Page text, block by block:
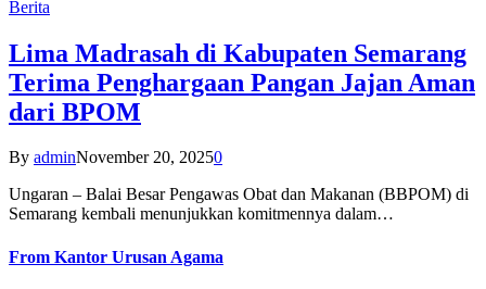
Berita
Lima Madrasah di Kabupaten Semarang
Terima Penghargaan Pangan Jajan Aman
dari BPOM
By adminNovember 20, 20250
Ungaran – Balai Besar Pengawas Obat dan Makanan (BBPOM) di
Semarang kembali menunjukkan komitmennya dalam…
From Kantor Urusan Agama